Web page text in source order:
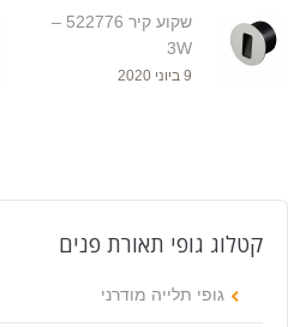
שקוע קיר 522776 –
3W
9 ביוני 2020
קטלוג גופי תאורת פנים
גופי תלייה מודרני